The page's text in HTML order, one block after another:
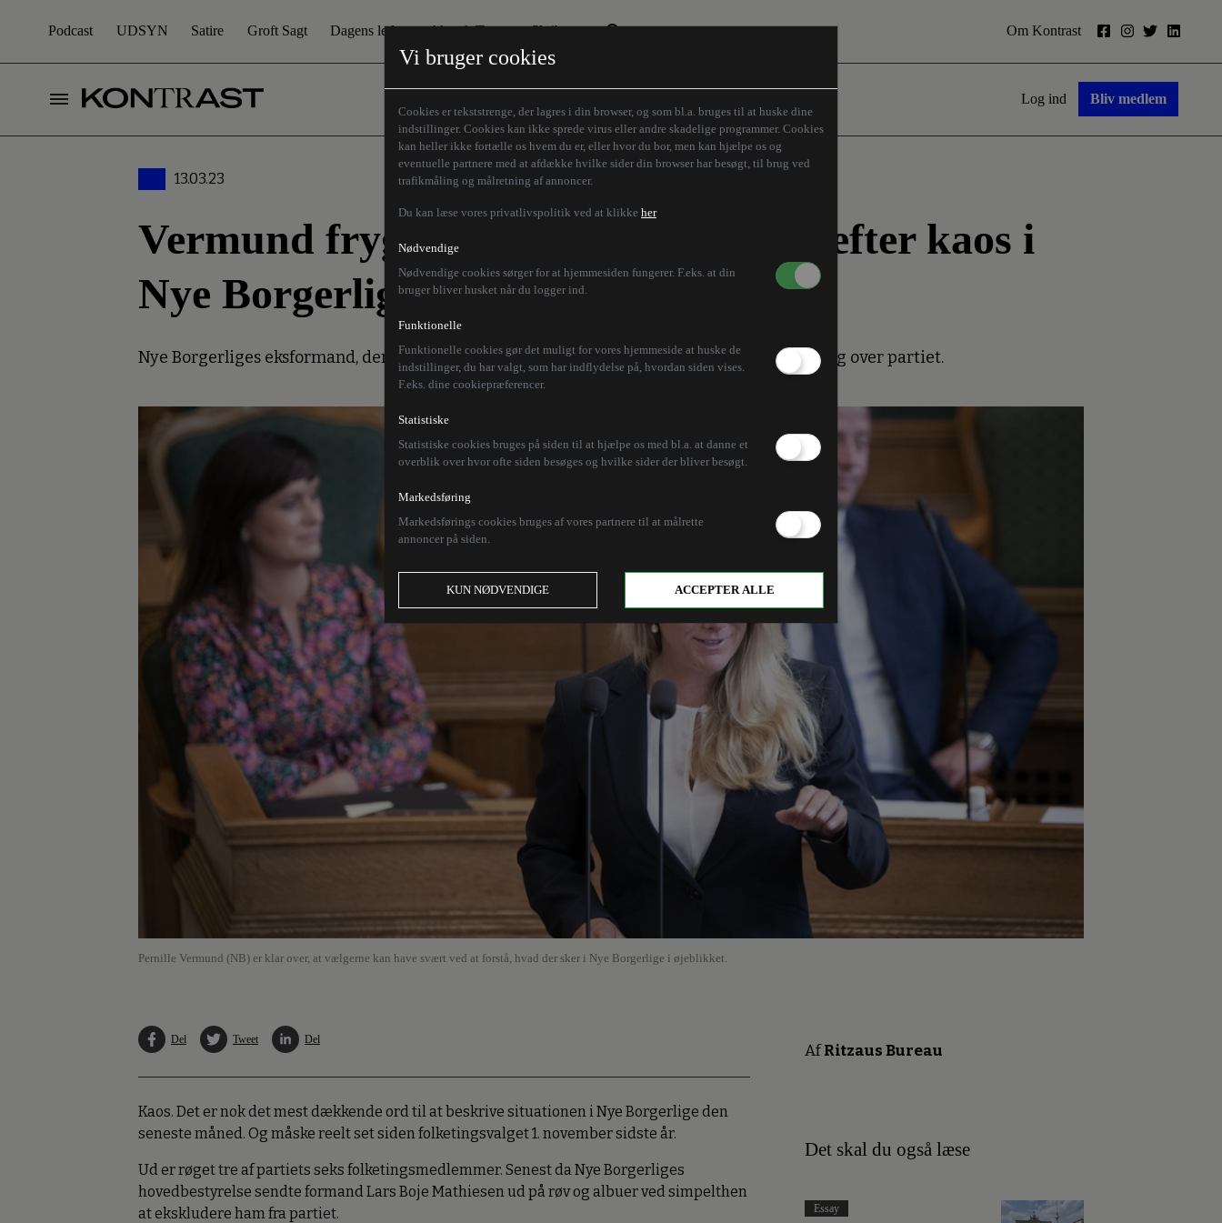
Vi bruger cookies
Cookies er tekststrenge, der lagres i din browser, og som bl.a. bruges til at huske dine
indstillinger. Cookies kan ikke sprede virus eller andre skadelige programmer. Cookies
kan heller ikke fortælle os hvem du er, eller hvor du bor, men kan hjælpe os og
eventuelle partnere med at afdække hvilke sider din browser har besøgt, til brug ved
trafikmåling og målretning af annoncer.
Du kan læse vores privatlivspolitik ved at klikke her
Nødvendige
Nødvendige cookies sørger for at hjemmesiden fungerer. F.eks. at din
bruger bliver husket når du logger ind.
Funktionelle
Funktionelle cookies gør det muligt for vores hjemmeside at huske de
indstillinger, du har valgt, som har indflydelse på, hvordan siden vises.
F.eks. dine cookiepræferencer.
Statistiske
Statistiske cookies bruges på siden til at hjælpe os med bl.a. at danne et
overblik over hvor ofte siden besøges og hvilke sider der bliver besøgt.
Markedsføring
Markedsførings cookies bruges af vores partnere til at målrette
annoncer på siden.
KUN NØDVENDIGE ACCEPTER ALLE
Podcast UDSYN Satire Groft Sagt Dagens leder Aktuelt Tema
Den borgelige brille
Humaniora forfra
Store Danskere
Skribenter
Z-aksen
Om Kontrast
Log ind Bliv medlem
13.03.23
Vermund frygter vælgernes reaktion efter kaos i
Nye Borgerlige
Nye Borgerliges eksformand, der igen vil have posten, forstår godt, hvis danskerne undrer sig over partiet.
Pernille Vermund (NB) er klar over, at vælgerne kan have svært ved at forstå, hvad der sker i Nye Borgerlige i øjeblikket.
Del Tweet Del
Kaos. Det er nok det mest dækkende ord til at beskrive situationen i Nye Borgerlige den
seneste måned. Og måske reelt set siden folketingsvalget 1. november sidste år.
Ud er røget tre af partiets seks folketingsmedlemmer. Senest da Nye Borgerliges
hovedbestyrelse sendte formand Lars Boje Mathiesen ud på røv og albuer ved simpelthen
at ekskludere ham fra partiet.
AfRitzaus Bureau
Det skal du også læse
Essay